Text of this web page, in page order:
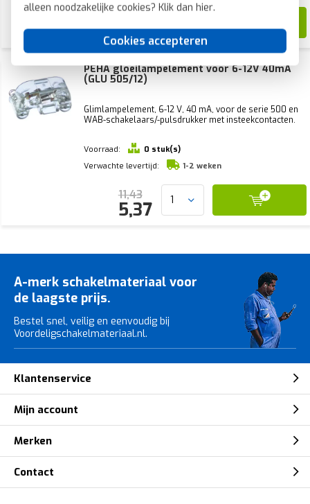
alleen noodzakelijke cookies? Klik dan hier.
Cookies accepteren
6,31
PEHA gloeilampelement voor 6-12V 40mA
(GLU 505/12)
Glimlampelement, 6-12 V, 40 mA, voor de serie 500 en
WAB-schakelaars/-pulsdrukker met insteekcontacten.
Voorraad:
0 stuk(s)
Verwachte levertijd:
1-2 weken
11,43
5,37
A-merk schakelmateriaal voor
de laagste prijs.
Bestel snel, veilig en eenvoudig bij
Voordeligschakelmateriaal.nl.
Klantenservice
Mijn account
Merken
Contact